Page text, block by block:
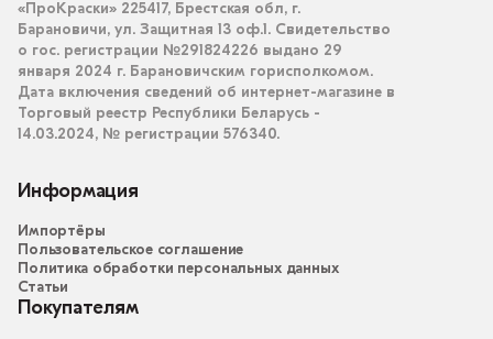
«ПроКраски» 225417, Брестская обл, г.
Барановичи, ул. Защитная 13 оф.1. Свидетельство
о гос. регистрации №291824226 выдано 29
января 2024 г. Барановичским горисполкомом.
Дата включения сведений об интернет-магазине в
Торговый реестр Республики Беларусь -
14.03.2024, № регистрации 576340.
Информация
Импортёры
Пользовательское соглашение
Политика обработки персональных данных
Статьи
Покупателям